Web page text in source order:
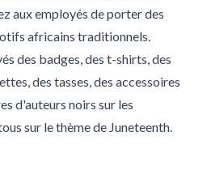
aux employés de porter des
africains traditionnels.
des badges, des t-shirts, des
des tasses, des accessoires
d'auteurs noirs sur les
sur le thème de Juneteenth.